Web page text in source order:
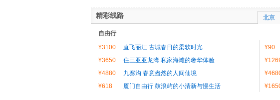
北京
精彩线路
自由行
¥3100
直飞丽江 古城春日的柔软时光 ¥90
¥3650
住三亚亚龙湾 私家海滩的奢华体验
¥4880
九寨沟 春意盎然的人间仙境
¥618
厦门自由行 鼓浪屿的小清新与慢生活